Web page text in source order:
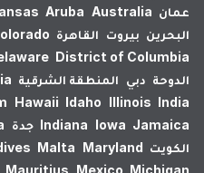
عمان
Aruba Australia
البحرين بيروت القاهرة
District of Columbia
الدوحة دبي المنطقة الشرقية
Hawaii Idaho Illinois India
Indiana Iowa Jamaica جدة
الكويت
Malta Maryland